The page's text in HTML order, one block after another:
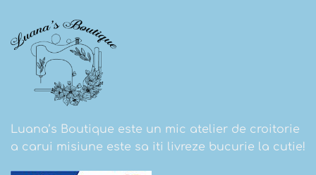
Luana’s Boutique este un mic atelier de croitorie
a carui misiune este sa iti livreze bucurie la cutie!